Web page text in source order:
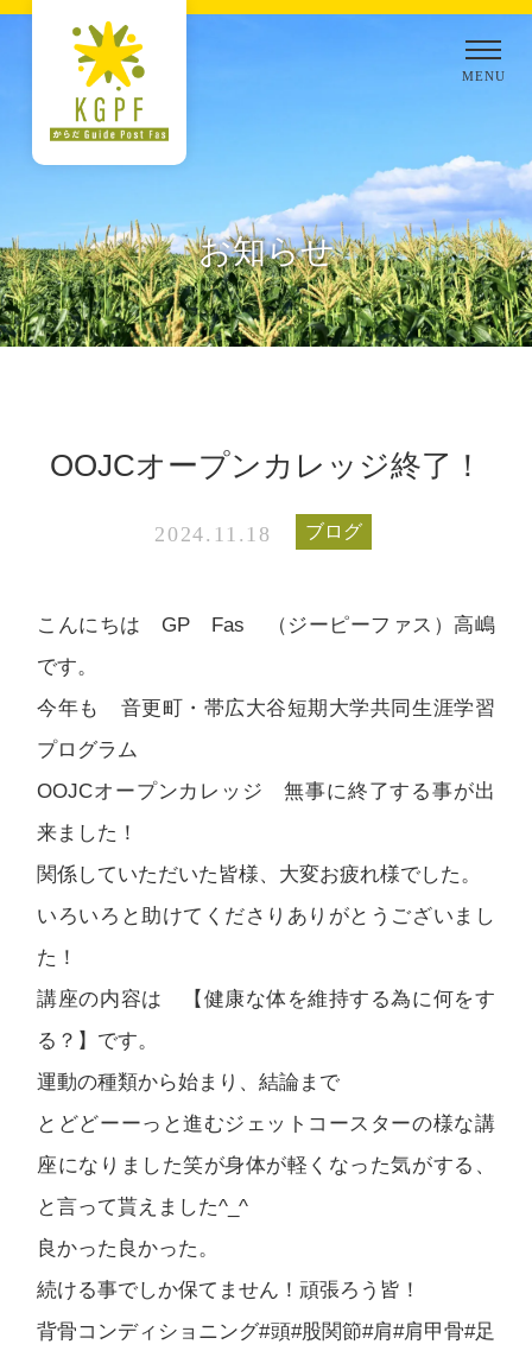
お知らせ
OOJCオープンカレッジ終了！
2024.11.18 ブログ
こんにちは GP Fas （ジーピーファス）高嶋
です。
今年も 音更町・帯広大谷短期大学共同生涯学習
プログラム
OOJCオープンカレッジ 無事に終了する事が出
来ました！
関係していただいた皆様、大変お疲れ様でした。
いろいろと助けてくださりありがとうございまし
た！
講座の内容は 【健康な体を維持する為に何をす
る？】です。
運動の種類から始まり、結論まで
とどどーーっと進むジェットコースターの様な講
座になりました笑が身体が軽くなった気がする、
と言って貰えました^_^
良かった良かった。
続ける事でしか保てません！頑張ろう皆！
背骨コンディショニング#頭#股関節#肩#肩甲骨#足